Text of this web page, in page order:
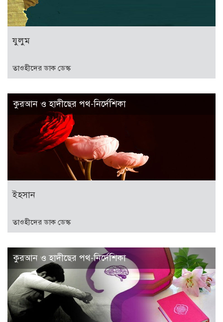
যুলুম
তাওহীদের ডাক ডেস্ক
কুরআন ও হাদীছের পথ-নির্দেশিকা
ইহসান
তাওহীদের ডাক ডেস্ক
কুরআন ও হাদীছের পথ-নির্দেশিকা